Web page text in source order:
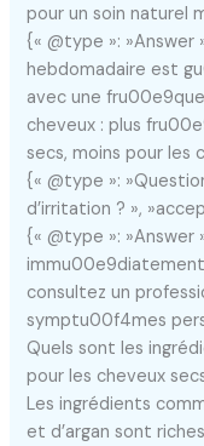
pour un soin naturel
{« @type »: »Answer
hebdomadaire est
avec une
cheveux : plus
secs, moins pour les
{« @type »:
d’irritation ? »,
{« @type »:
consultez un
symptu00f4mes
Quels sont les
pour les cheveux
Les ingrédients
et d’argan sont